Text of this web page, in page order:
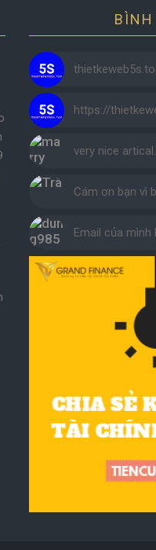
BÌNH
https://
very nice
Cám ơn bạn vì
Email của mình